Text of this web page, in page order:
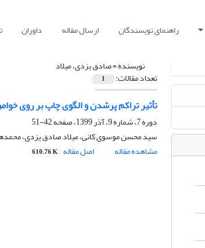
راهنمای نویسندگان ارسال مقاله داوران
نویسنده =صادق یزدی، میلاد
تعداد مقالات: 1
تأثیر تراکم پرشدن و الگوی چاپ بر روی
دوره 7، شماره 9، آذر 1399، صفحه
42-51
سید محسن موسوی کانی، میلاد صادق یزدی،
مشاهده مقاله
اصل مقاله 610.76 K